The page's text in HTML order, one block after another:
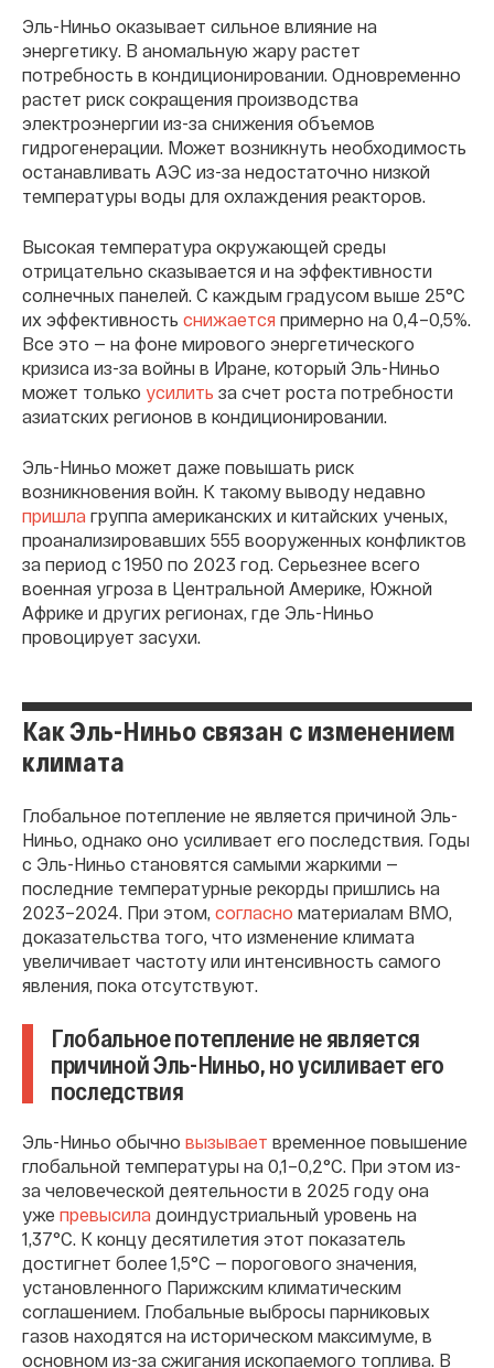
Эль-Ниньо оказывает сильное влияние на
энергетику. В аномальную жару растет
потребность в кондиционировании. Одновременно
растет риск сокращения производства
электроэнергии из-за снижения объемов
гидрогенерации. Может возникнуть необходимость
останавливать АЭС из-за недостаточно низкой
температуры воды для охлаждения реакторов.
Высокая температура окружающей среды
отрицательно сказывается и на эффективности
солнечных панелей. С каждым градусом выше 25°C
их эффективность снижается примерно на 0,4–0,5%.
Все это — на фоне мирового энергетического
кризиса из-за войны в Иране, который Эль-Ниньо
может только усилить за счет роста потребности
азиатских регионов в кондиционировании.
Эль-Ниньо может даже повышать риск
возникновения войн. К такому выводу недавно
пришла группа американских и китайских ученых,
проанализировавших 555 вооруженных конфликтов
за период с 1950 по 2023 год. Серьезнее всего
военная угроза в Центральной Америке, Южной
Африке и других регионах, где Эль-Ниньо
провоцирует засухи.
Как Эль-Ниньо связан с изменением
климата
Глобальное потепление не является причиной Эль-
Ниньо, однако оно усиливает его последствия. Годы
с Эль-Ниньо становятся самыми жаркими —
последние температурные рекорды пришлись на
2023–2024. При этом, согласно материалам ВМО,
доказательства того, что изменение климата
увеличивает частоту или интенсивность самого
явления, пока отсутствуют.
Глобальное потепление не является
причиной Эль-Ниньо, но усиливает его
последствия
Эль-Ниньо обычно вызывает временное повышение
глобальной температуры на 0,1–0,2°C. При этом из-
за человеческой деятельности в 2025 году она
уже превысила доиндустриальный уровень на
1,37°C. К концу десятилетия этот показатель
достигнет более 1,5°C — порогового значения,
установленного Парижским климатическим
соглашением. Глобальные выбросы парниковых
газов находятся на историческом максимуме, в
основном из-за сжигания ископаемого топлива. В